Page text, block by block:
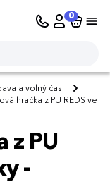
0
a volný čas
hračka z PU REDS ve
z PU
-